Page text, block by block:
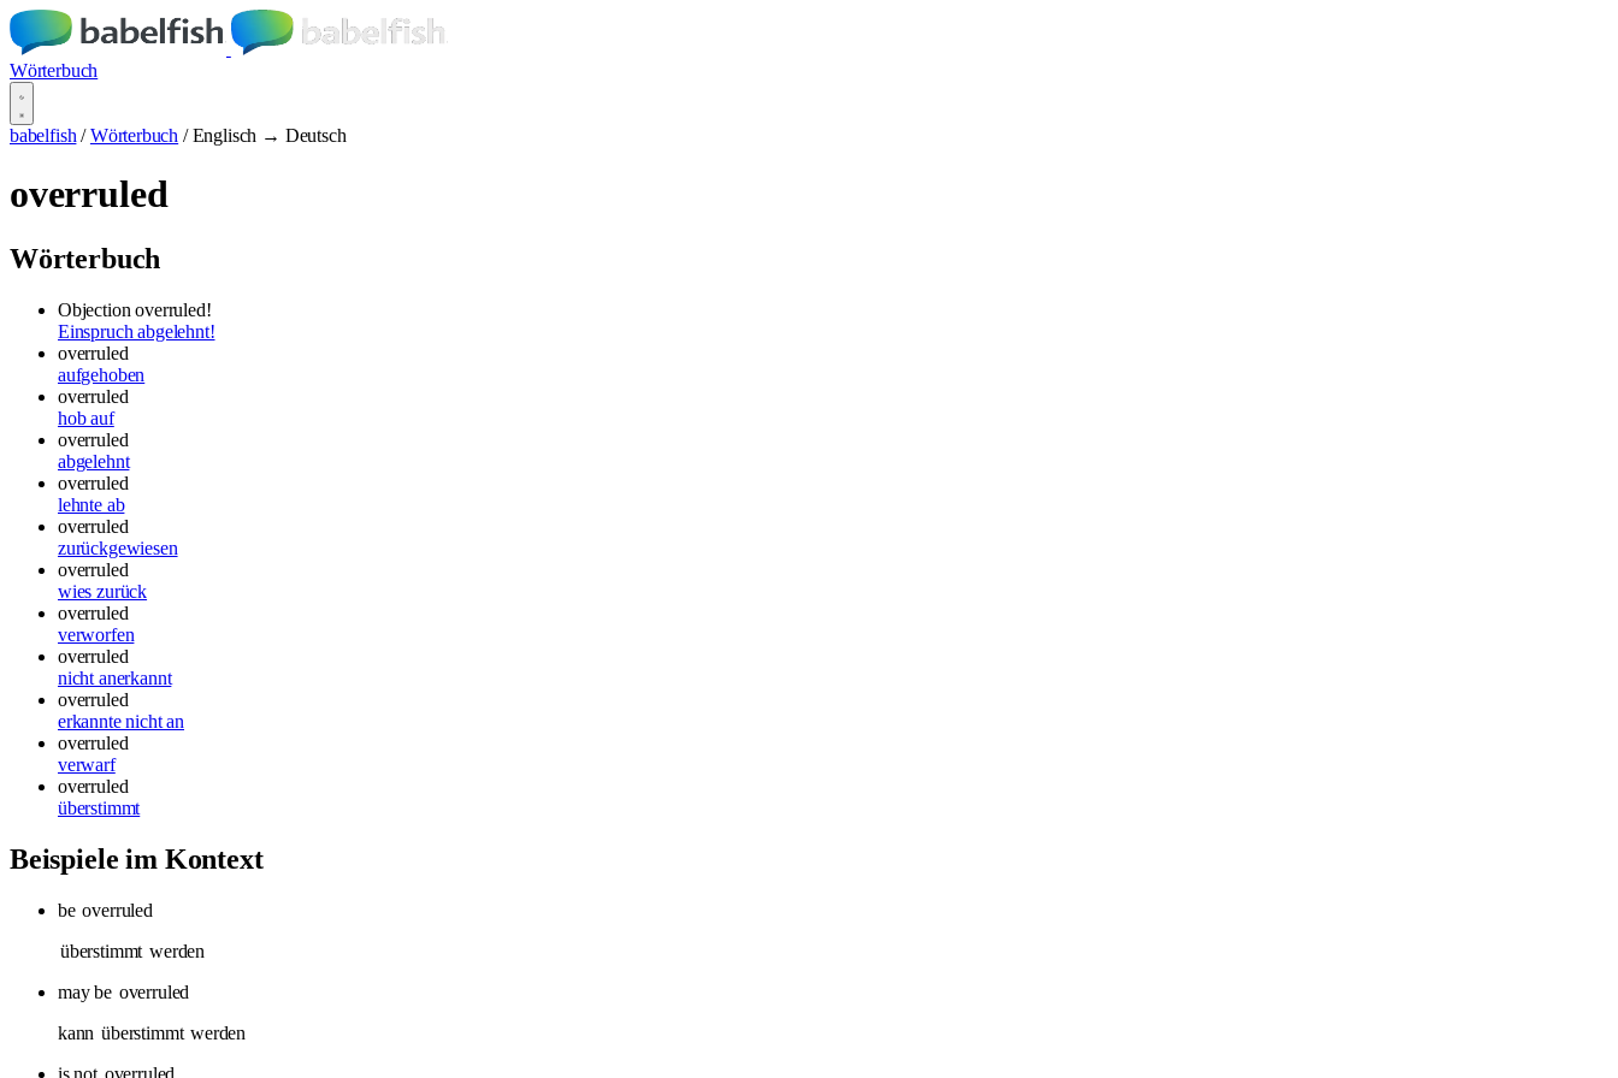
Wörterbuch
babelfish / Wörterbuch / Englisch → Deutsch
overruled
Wörterbuch
Objection overruled!
Einspruch abgelehnt!
overruled
aufgehoben
overruled
hob auf
overruled
abgelehnt
overruled
lehnte ab
overruled
zurückgewiesen
overruled
wies zurück
overruled
verworfen
overruled
nicht anerkannt
overruled
erkannte nicht an
overruled
verwarf
overruled
überstimmt
Beispiele im Kontext
be overruled
überstimmt werden
may be overruled
kann überstimmt werden
is not overruled